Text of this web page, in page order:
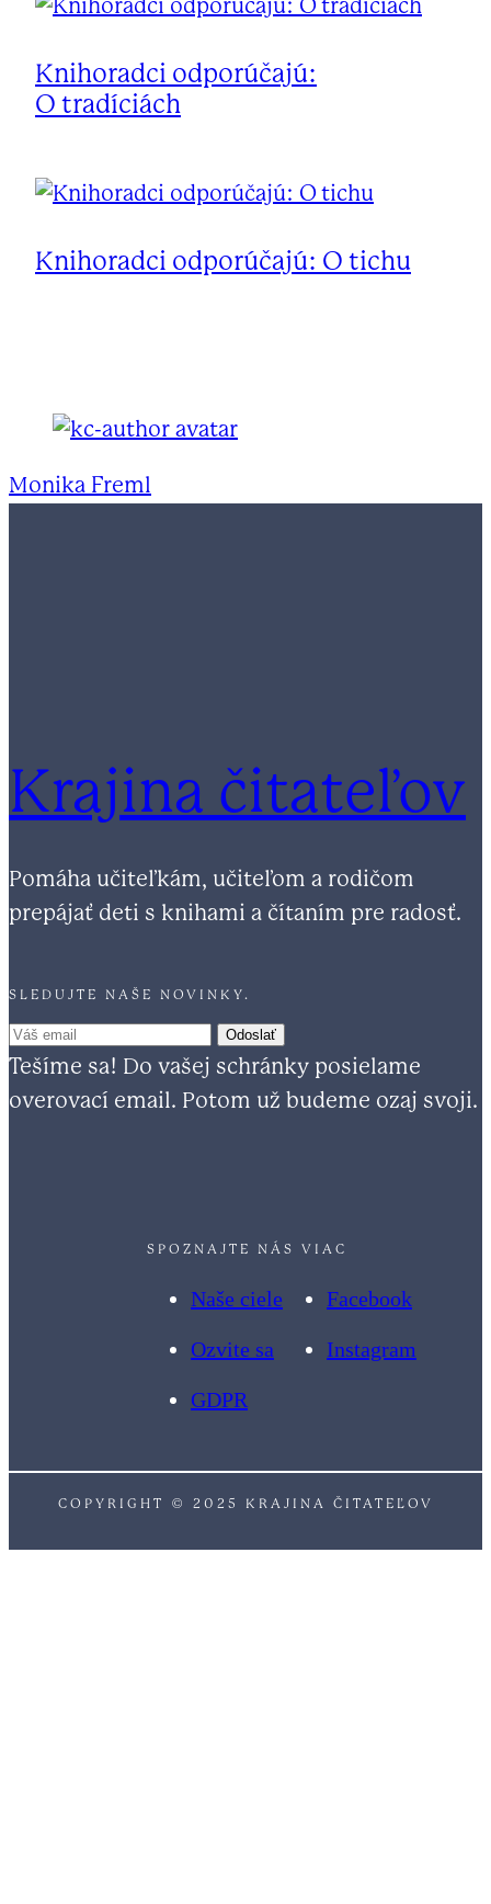
Knihoradci odporúčajú:
O tradíciách
Knihoradci odporúčajú: O tichu
Monika Freml
Krajina čitateľov
Pomáha učiteľkám, učiteľom a rodičom
prepájať deti s knihami a čítaním pre radosť.
SLEDUJTE NAŠE NOVINKY.
Tešíme sa! Do vašej schránky posielame
overovací email. Potom už budeme ozaj svoji.
SPOZNAJTE NÁS VIAC
Naše ciele
Ozvite sa
GDPR
Facebook
Instagram
COPYRIGHT © 2025 KRAJINA ČITATEĽOV